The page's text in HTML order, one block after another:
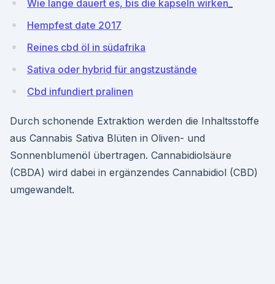
Wie lange dauert es, bis die kapseln wirken_
Hempfest date 2017
Reines cbd öl in südafrika
Sativa oder hybrid für angstzustände
Cbd infundiert pralinen
Durch schonende Extraktion werden die Inhaltsstoffe
aus Cannabis Sativa Blüten in Oliven- und
Sonnenblumenöl übertragen. Cannabidiolsäure
(CBDA) wird dabei in ergänzendes Cannabidiol (CBD)
umgewandelt.